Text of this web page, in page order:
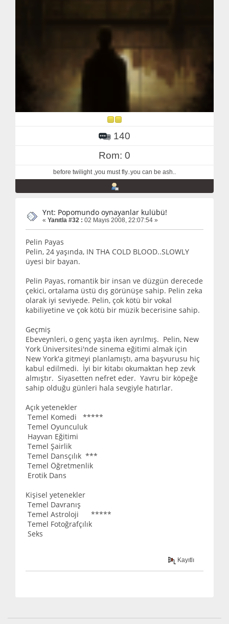
140
Rom: 0
before twilight ,you must fly..you can be ash..
Ynt: Popomundo oynayanlar kulübü!
« Yanıtla #32 : 02 Mayıs 2008, 22:07:54 »
Pelin Payas
Pelin, 24 yaşında, IN THA COLD BLOOD..SLOWLY
üyesi bir bayan.
Pelin Payas, romantik bir insan ve düzgün derecede
çekici, ortalama üstü dış görünüşe sahip. Pelin zeka
olarak iyi seviyede. Pelin, çok kötü bir vokal
kabiliyetine ve çok kötü bir müzik becerisine sahip.
Geçmiş
Ebeveynleri, o genç yaşta iken ayrılmış. Pelin, New
York Üniversitesi'nde sinema eğitimi almak için
New York'a gitmeyi planlamıştı, ama başvurusu hiç
kabul edilmedi. İyi bir kitabı okumaktan hep zevk
almıştır. Siyasetten nefret eder. Yavru bir köpeğe
sahip olduğu günleri hala sevgiyle hatırlar.
Açık yetenekler
Temel Komedi *****
Temel Oyunculuk
Hayvan Eğitimi
Temel Şairlik
Temel Dansçılık ***
Temel Öğretmenlik
Erotik Dans
Kişisel yetenekler
Temel Davranış
Temel Astroloji *****
Temel Fotoğrafçılık
Seks
Kayıtlı